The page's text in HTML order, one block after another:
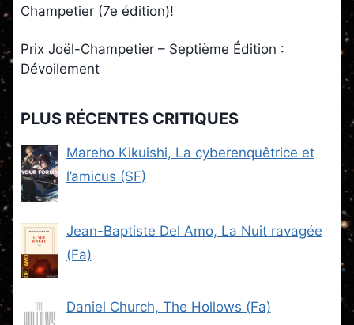
Champetier (7e édition)!
Prix Joël-Champetier – Septième Édition :
Dévoilement
PLUS RÉCENTES CRITIQUES
Mareho Kikuishi, La cyberenquêtrice et
l’amicus (SF)
Jean-Baptiste Del Amo, La Nuit ravagée
(Fa)
Daniel Church, The Hollows (Fa)